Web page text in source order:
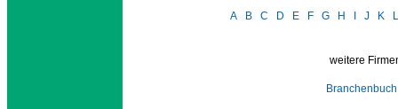
A B C D E F G H J K L
weitere